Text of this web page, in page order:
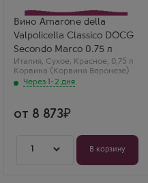
Вино Amarone della
Valpolicella Classico DOCG
Secondo Marco 0.75 л
Италия, Сухое, Красное, 0,75 л
Корвина (Корвина Веронезе)
Через 1-2 дня
Secondo Marco
Сорт винограда
Корвина (Корвина
Веронезе)
Страна
Италия
Регион
Вальполичелла, Венето
от 8 873
1 В корзину